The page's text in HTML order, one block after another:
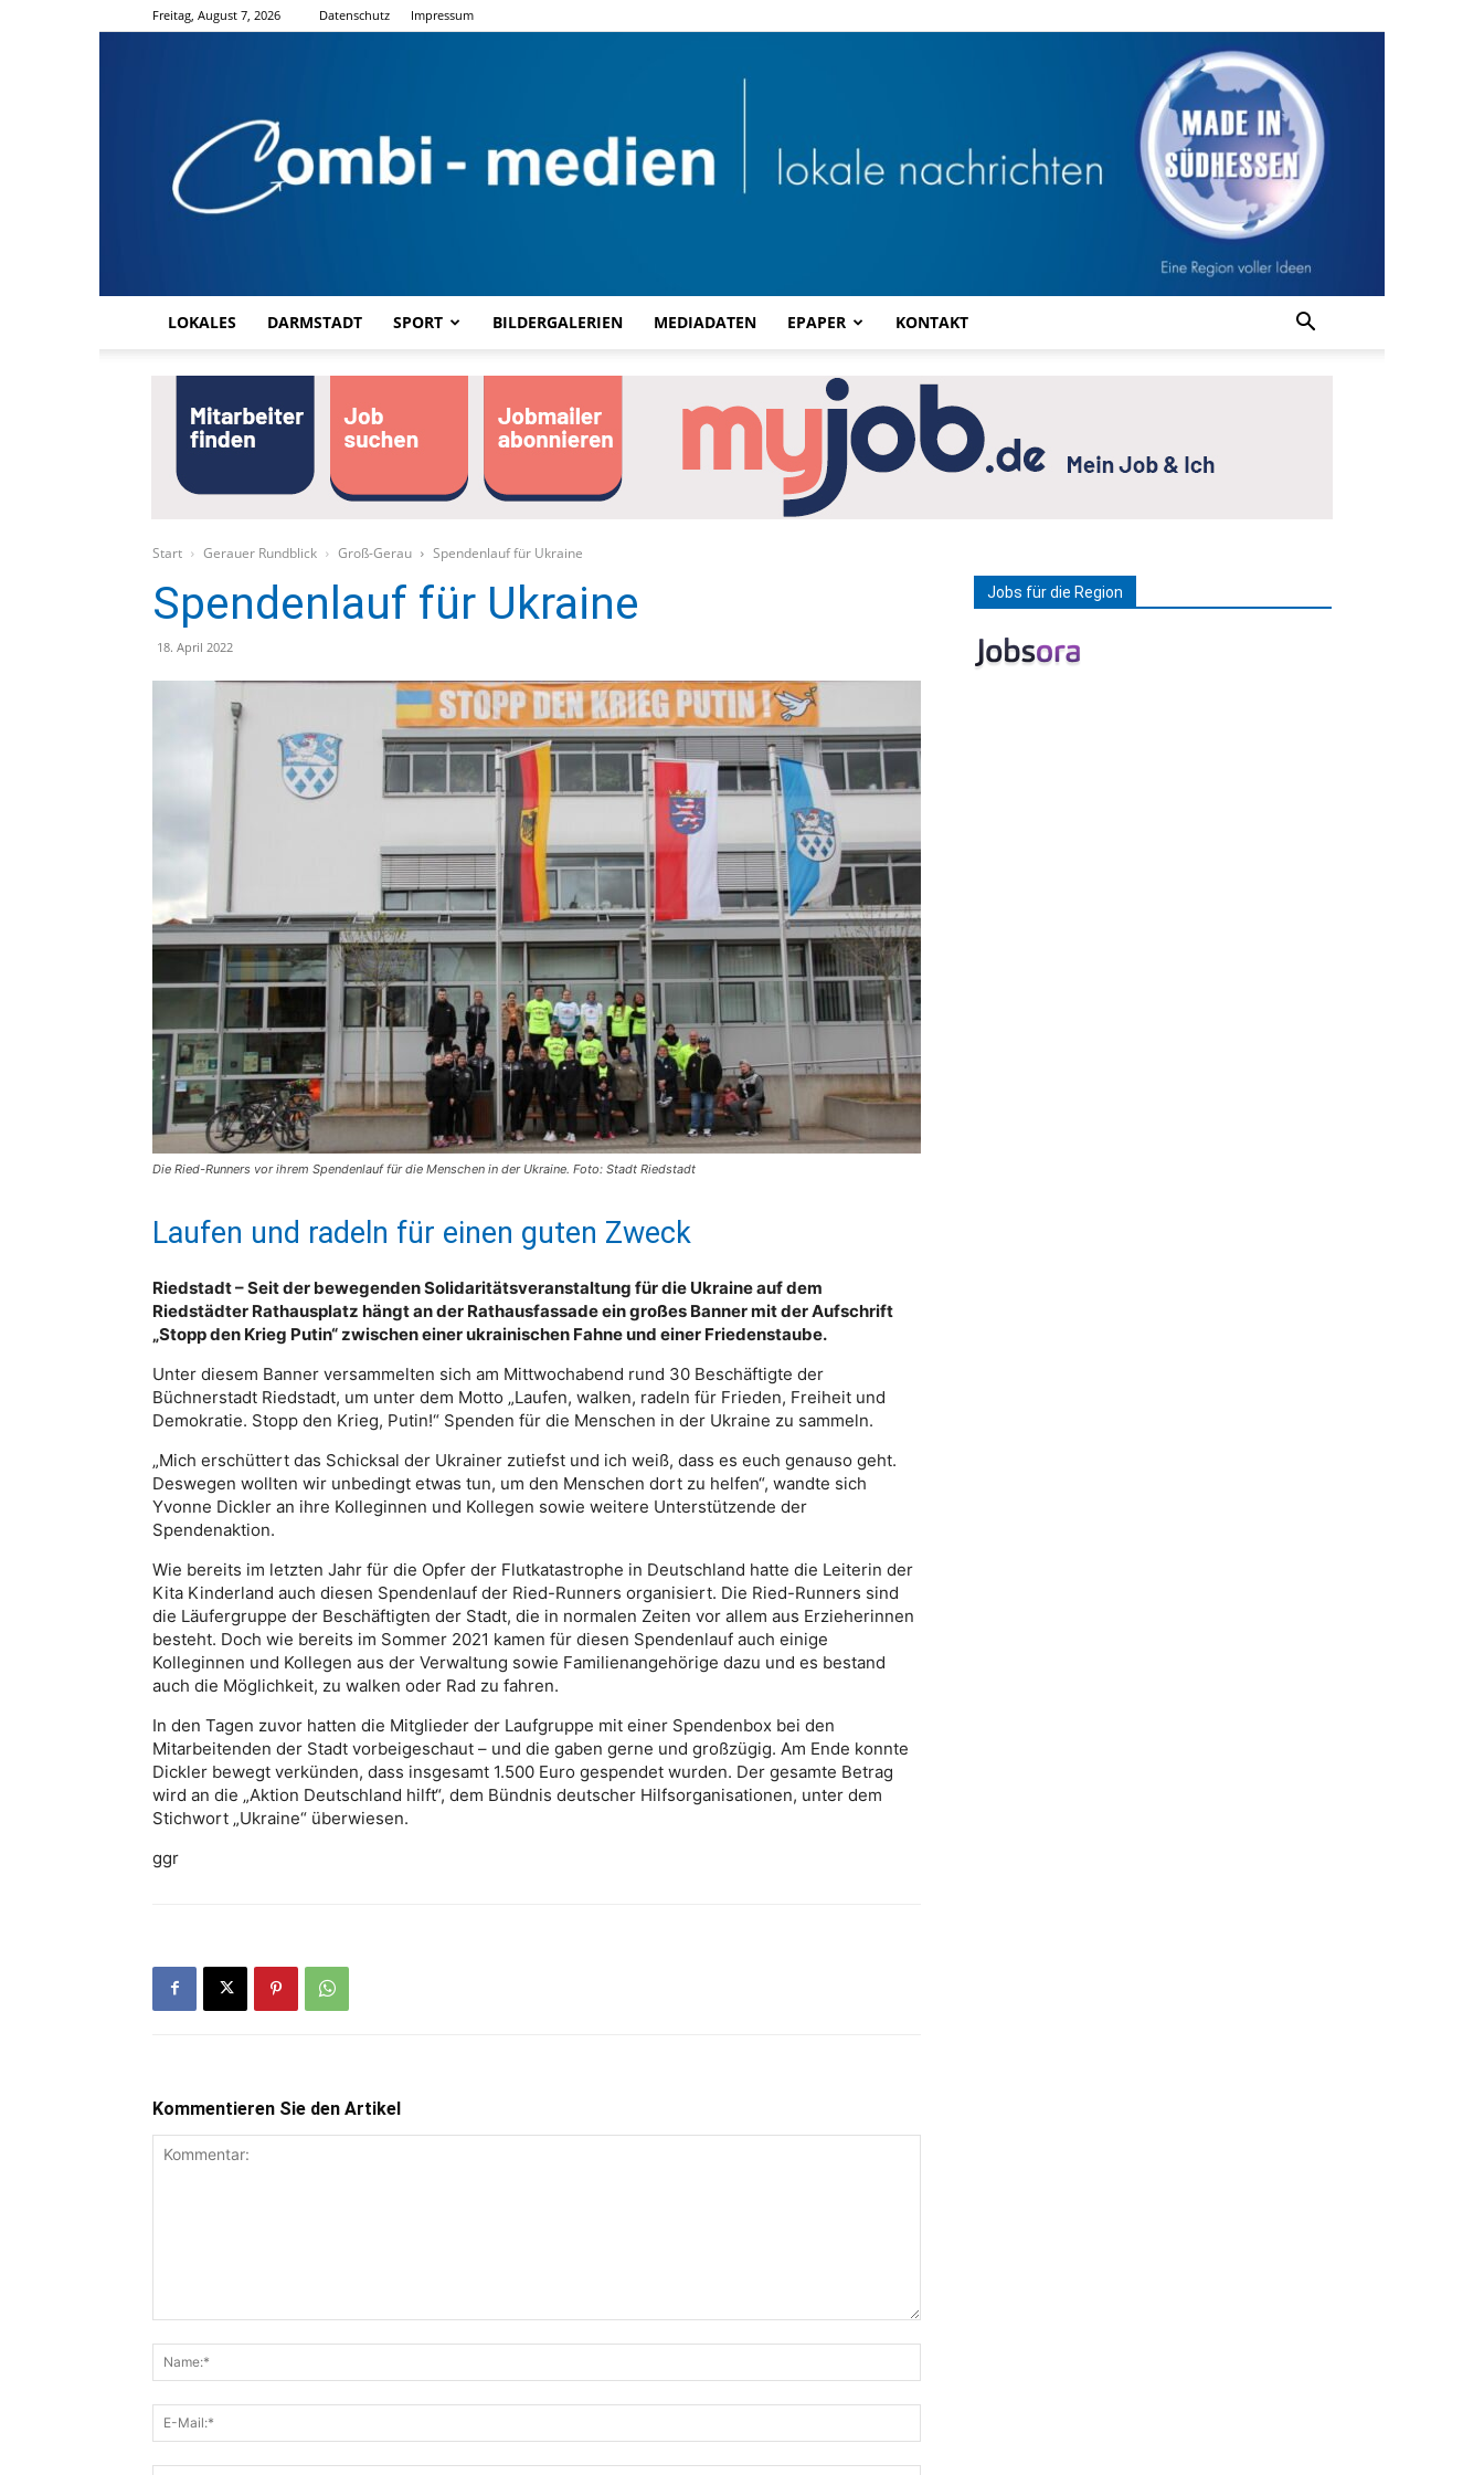
Freitag, August 7, 2026 Datenschutz Impressum
LOKALES DARMSTADT SPORT BILDERGALERIEN MEDIADATEN EPAPER KONTAKT
Start Gerauer Rundblick Groß-Gerau Spendenlauf für Ukraine
Spendenlauf für Ukraine
18. April 2022
Die Ried-Runners vor ihrem Spendenlauf für die Menschen in der Ukraine. Foto: Stadt Riedstadt
Laufen und radeln für einen guten Zweck
Riedstadt – Seit der bewegenden Solidaritätsveranstaltung für die Ukraine auf dem
Riedstädter Rathausplatz hängt an der Rathausfassade ein großes Banner mit der Aufschrift
„Stopp den Krieg Putin“ zwischen einer ukrainischen Fahne und einer Friedenstaube.
Unter diesem Banner versammelten sich am Mittwochabend rund 30 Beschäftigte der
Büchnerstadt Riedstadt, um unter dem Motto „Laufen, walken, radeln für Frieden, Freiheit und
Demokratie. Stopp den Krieg, Putin!“ Spenden für die Menschen in der Ukraine zu sammeln.
„Mich erschüttert das Schicksal der Ukrainer zutiefst und ich weiß, dass es euch genauso geht.
Deswegen wollten wir unbedingt etwas tun, um den Menschen dort zu helfen“, wandte sich
Yvonne Dickler an ihre Kolleginnen und Kollegen sowie weitere Unterstützende der
Spendenaktion.
Wie bereits im letzten Jahr für die Opfer der Flutkatastrophe in Deutschland hatte die Leiterin der
Kita Kinderland auch diesen Spendenlauf der Ried-Runners organisiert. Die Ried-Runners sind
die Läufergruppe der Beschäftigten der Stadt, die in normalen Zeiten vor allem aus Erzieherinnen
besteht. Doch wie bereits im Sommer 2021 kamen für diesen Spendenlauf auch einige
Kolleginnen und Kollegen aus der Verwaltung sowie Familienangehörige dazu und es bestand
auch die Möglichkeit, zu walken oder Rad zu fahren.
In den Tagen zuvor hatten die Mitglieder der Laufgruppe mit einer Spendenbox bei den
Mitarbeitenden der Stadt vorbeigeschaut – und die gaben gerne und großzügig. Am Ende konnte
Dickler bewegt verkünden, dass insgesamt 1.500 Euro gespendet wurden. Der gesamte Betrag
wird an die „Aktion Deutschland hilft“, dem Bündnis deutscher Hilfsorganisationen, unter dem
Stichwort „Ukraine“ überwiesen.
ggr
Kommentieren Sie den Artikel
Jobs für die Region